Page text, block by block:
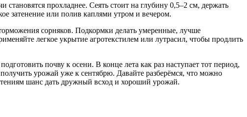
прохладнее. Сеять стоит на глубину 0,5–2 см, держать
затенение или полив каплями утром и вечером.
сорняков. Подкормки делать умеренные, лучше
легкое укрытие агротекстилем или лутрасил, чтобы продлить
почву к осени. В конце лета как раз наступает тот период,
урожай уже к сентябрю. Давайте разберёмся, что можно
шанс дать дружный всход и хороший урожай.